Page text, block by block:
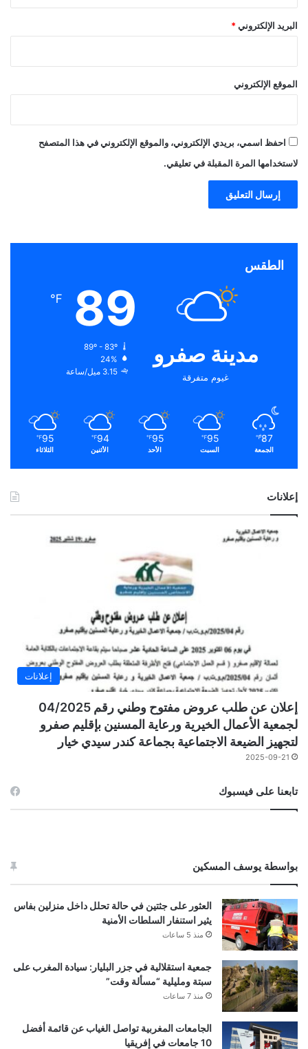
البريد الإلكتروني *
الموقع الإلكتروني
احفظ اسمي، بريدي الإلكتروني، والموقع الإلكتروني في هذا المتصفح
لاستخدامها المرة المقبلة في تعليقي.
الطقس
مدينة صفرو
غيوم متفرقة
89
℉
89º - 83º
24%
3.15 ميل/ساعة
87
℉
الجمعة
95
℉
السبت
95
℉
الأحد
94
℉
الأثنين
95
℉
الثلاثاء
إعلانات
إعلانات
إعلان عن طلب عروض مفتوح وطني رقم 04/2025
لجمعية الأعمال الخيرية ورعاية المسنين بإقليم صفرو
لتجهيز الضيعة الاجتماعية بجماعة كندر سيدي خيار
2025-09-21
تابعنا على فيسبوك
بواسطة يوسف المسكين
العثور على جثتين في حالة تحلل داخل منزلين بفاس
يثير استنفار السلطات الأمنية
منذ 5 ساعات
جمعية استقلالية في جزر البليار: سيادة المغرب على
سبتة ومليلية “مسألة وقت”
منذ 7 ساعات
الجامعات المغربية تواصل الغياب عن قائمة أفضل
10 جامعات في إفريقيا